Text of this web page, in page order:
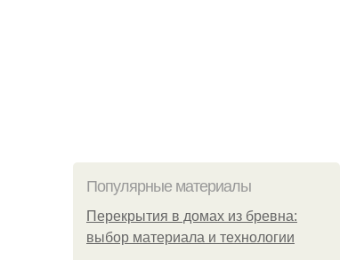
Популярные материалы
Перекрытия в домах из бревна:
выбор материала и технологии